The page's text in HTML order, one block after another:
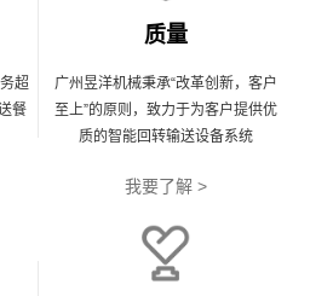
超
餐
质量
广州昱洋机械秉承“改革创新，客户
至上”的原则，致力于为客户提供优
质的智能回转输送设备系统
我要了解 >